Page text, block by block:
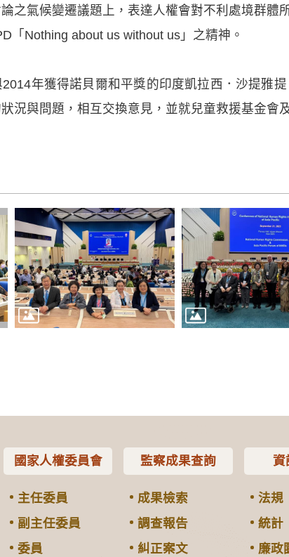
之氣候變遷議題上，表達人權會對不利處境群體
「Nothing about us without us」之精神。
年獲得諾貝爾和平獎的印度凱拉西．沙提雅
況與問題，相互交換意見，並就兒童救援基金會
國家人權委員會
主任委員
副主任委員
委員
監察成果查詢
成果檢索
調查報告
糾正案文
資
法規
統計
廉政